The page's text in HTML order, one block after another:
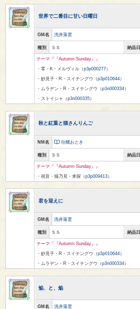
世界で二番目に甘い日曜日
GM名 洗井落雲
種別 ＳＳ 納品日
テーマ『『Autumn Sunday』』
・零・K・メルヴィル（p3p000277）
・妙見子・R・スイテングウ（p3p010644）
・ムラデン・R・スイテングウ（p3n000334）
・ストイシャ（p3n000335）
秋と紅葉と猫さんりんご
NM名 往螺おとき
種別 ＳＳ 納品日
テーマ『『Autumn Sunday』』
・祝音・猫乃見・来探（p3p009413）
君を迎えに
GM名 洗井落雲
種別 ＳＳ 納品日
テーマ『『Autumn Sunday』』
・妙見子・R・スイテングウ（p3p010644）
・ムラデン・R・スイテングウ（p3n000334）
焔、と、焔
GM名 洗井落雲